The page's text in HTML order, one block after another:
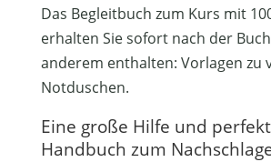
Das Begleitbuch zum Kurs mit
erhalten Sie sofort nach der
anderem enthalten: Vorlagen zu
Notduschen.
Eine große Hilfe und
Handbuch zum